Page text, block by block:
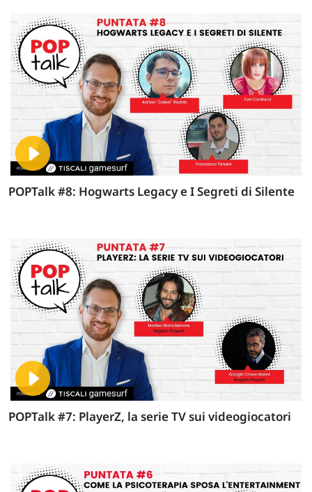
POPTalk #8: Hogwarts Legacy e I Segreti di Silente
POPTalk #7: PlayerZ, la serie TV sui videogiocatori